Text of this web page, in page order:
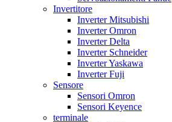
Invertitore
Inverter Mitsubishi
Inverter Omron
Inverter Delta
Inverter Schneider
Inverter Yaskawa
Inverter Fuji
Sensore
Sensori Omron
Sensori Keyence
terminale